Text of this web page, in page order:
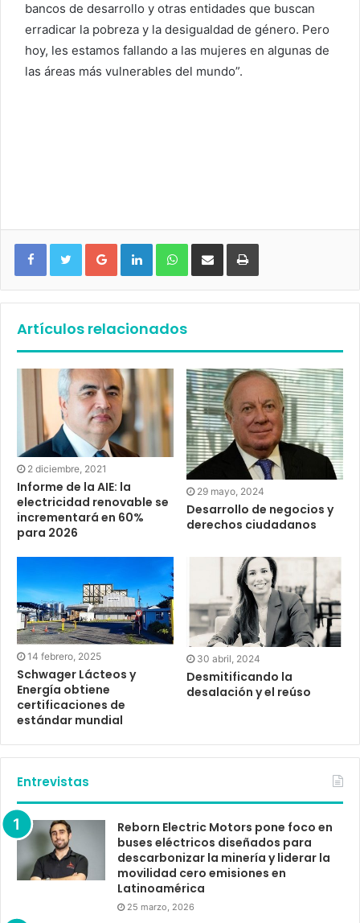
bancos de desarrollo y otras entidades que buscan
erradicar la pobreza y la desigualdad de género. Pero
hoy, les estamos fallando a las mujeres en algunas de
las áreas más vulnerables del mundo”.
Google+ LinkedIn WhatsApp
Artículos relacionados
2 diciembre, 2021
Informe de la AIE: la
electricidad renovable se
incrementará en 60%
para 2026
29 mayo, 2024
Desarrollo de negocios y
derechos ciudadanos
14 febrero, 2025
Schwager Lácteos y
Energía obtiene
certificaciones de
estándar mundial
30 abril, 2024
Desmitificando la
desalación y el reúso
Entrevistas
Reborn Electric Motors pone foco en
buses eléctricos diseñados para
descarbonizar la minería y liderar la
movilidad cero emisiones en
Latinoamérica
25 marzo, 2026